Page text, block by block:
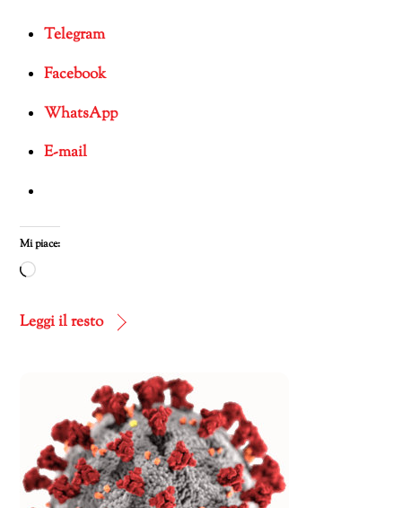
Telegram
Facebook
WhatsApp
E-mail
Mi piace:
Caricamento
corso…
Leggi il resto